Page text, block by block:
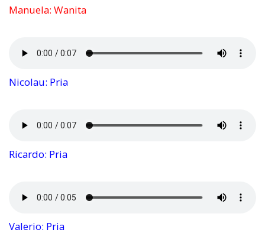
Manuela: Wanita
Nicolau: Pria
Ricardo: Pria
Valerio: Pria